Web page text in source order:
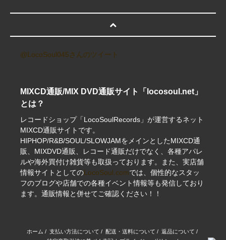
@LocoSoul045さんのツイート
MIXCD通販/MIX DVD通販サイト「locosoul.net」
とは？
レコードショップ「LocoSoulRecords」が運営するネット
MIXCD通販サイトです。
HIPHOP/R&B/SOUL/SLOWJAMをメインとしたMIXCD通
販、MIXDVD通販、レコード通販だけでなく、各種アパレ
ルや海外買付け雑貨等も取扱っております。また、実店舗
情報サイトとしてのLocoSoul.comでは、個性的なスタッ
フのブログや店舗での各種イベント情報等も発信しており
ます。通販情報と併せてご確認ください！！
ホーム / 支払い方法について / 配送・送料について / 返品について /